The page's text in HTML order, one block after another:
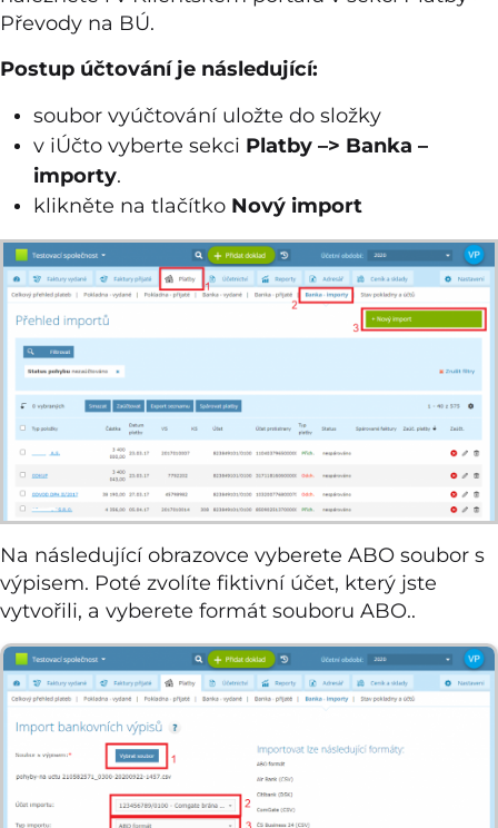
Převody na BÚ.
Postup účtování je následující:
soubor vyúčtování uložte do složky
v iÚčto vyberte sekci Platby –> Banka –
importy.
klikněte na tlačítko Nový import
Na následující obrazovce vyberete ABO soubor s
výpisem. Poté zvolíte fiktivní účet, který jste
vytvořili, a vyberete formát souboru ABO..